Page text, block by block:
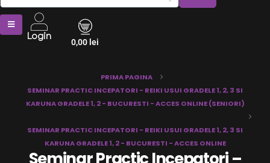
Login 0,00 lei
PRIMA PAGINA
SEMINAR PRACTIC INCEPATORI - REIKI USUI GRADELE 1, 2, 3 SI
KARUNA GRADELE 1, 2 - BUCURESTI - ACCES ONLINE (SENIORI)
SEMINAR PRACTIC INCEPATORI - REIKI USUI GRADELE 1, 2, 3 SI
KARUNA GRADELE 1, 2 - BUCURESTI - ACCES ONLINE